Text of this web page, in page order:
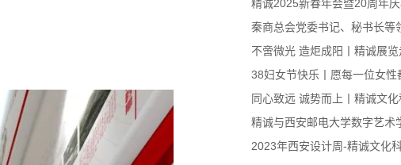
精诚2025新春年会暨20周年
秦商总会党委书记、秘书长等
不啻微光 造炬成阳丨精诚展
38妇女节快乐丨愿每一位女性
同心致远 诚势而上丨精诚文
精诚与西安邮电大学数字艺术
2023年西安设计周-精诚文化